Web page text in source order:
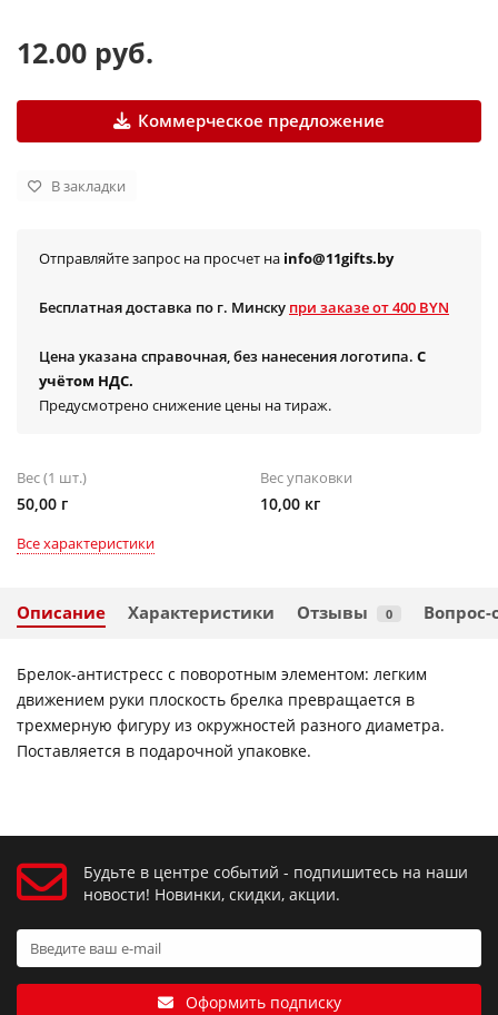
12.00 руб.
Коммерческое предложение
В закладки
Отправляйте запрос на просчет на info@11gifts.by
Бесплатная доставка по г. Минску при заказе от 400 BYN
Цена указана справочная, без нанесения логотипа. С
учётом НДС.
Предусмотрено снижение цены на тираж.
Вес (1 шт.)
50,00 г
Вес упаковки
10,00 кг
Все характеристики
Описание Характеристики Отзывы 0 Вопрос-
Брелок-антистресс с поворотным элементом: легким
движением руки плоскость брелка превращается в
трехмерную фигуру из окружностей разного диаметра.
Поставляется в подарочной упаковке.
Будьте в центре событий - подпишитесь на наши
новости! Новинки, скидки, акции.
Оформить подписку